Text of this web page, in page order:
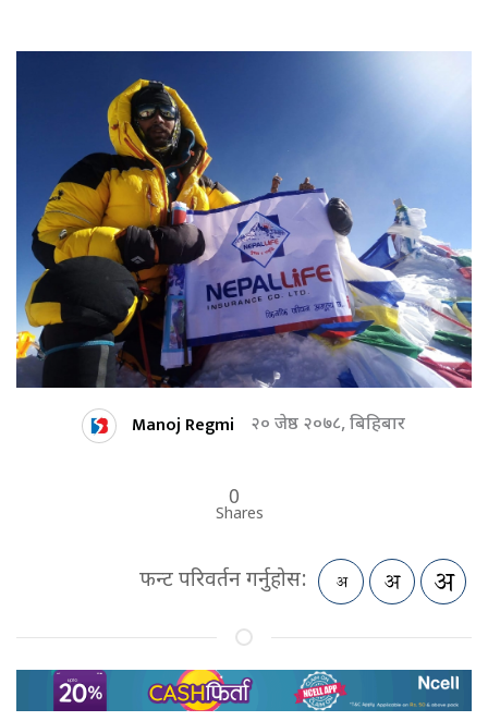
Manoj Regmi २० जेष्ठ २०७८, बिहिबार
0
Shares
फन्ट परिवर्तन गर्नुहोस: